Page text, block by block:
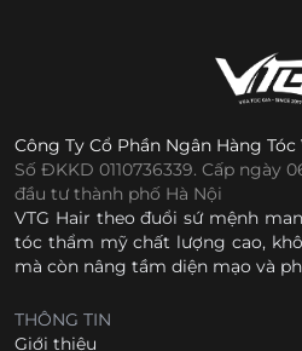
Công Ty Cổ Phần Ngân Hàng
Số ĐKKD 0110736339. Cấp ngày
đầu tư thành phố Hà Nội
VTG Hair theo đuổi sứ mệnh
tóc thẩm mỹ chất lượng cao,
mà còn nâng tầm diện mạo và
THÔNG TIN
Giới thiệu